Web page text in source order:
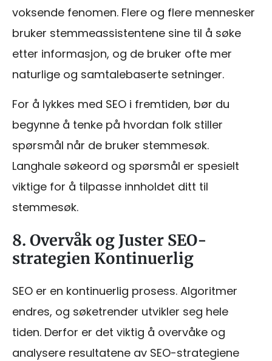
voksende fenomen. Flere og flere mennesker
bruker stemmeassistentene sine til å søke
etter informasjon, og de bruker ofte mer
naturlige og samtalebaserte setninger.
For å lykkes med SEO i fremtiden, bør du
begynne å tenke på hvordan folk stiller
spørsmål når de bruker stemmesøk.
Langhale søkeord og spørsmål er spesielt
viktige for å tilpasse innholdet ditt til
stemmesøk.
8. Overvåk og Juster SEO-
strategien Kontinuerlig
SEO er en kontinuerlig prosess. Algoritmer
endres, og søketrender utvikler seg hele
tiden. Derfor er det viktig å overvåke og
analysere resultatene av SEO-strategiene